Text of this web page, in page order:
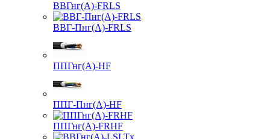
ВВГнг(А)-FRLS
ВВГ-Пнг(А)-FRLS
ППГнг(А)-HF
ППГ-Пнг(А)-HF
ППГнг(А)-FRHF